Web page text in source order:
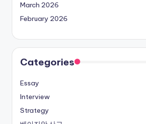
March 2026
February 2026
Categories
Essay
Interview
Strategy